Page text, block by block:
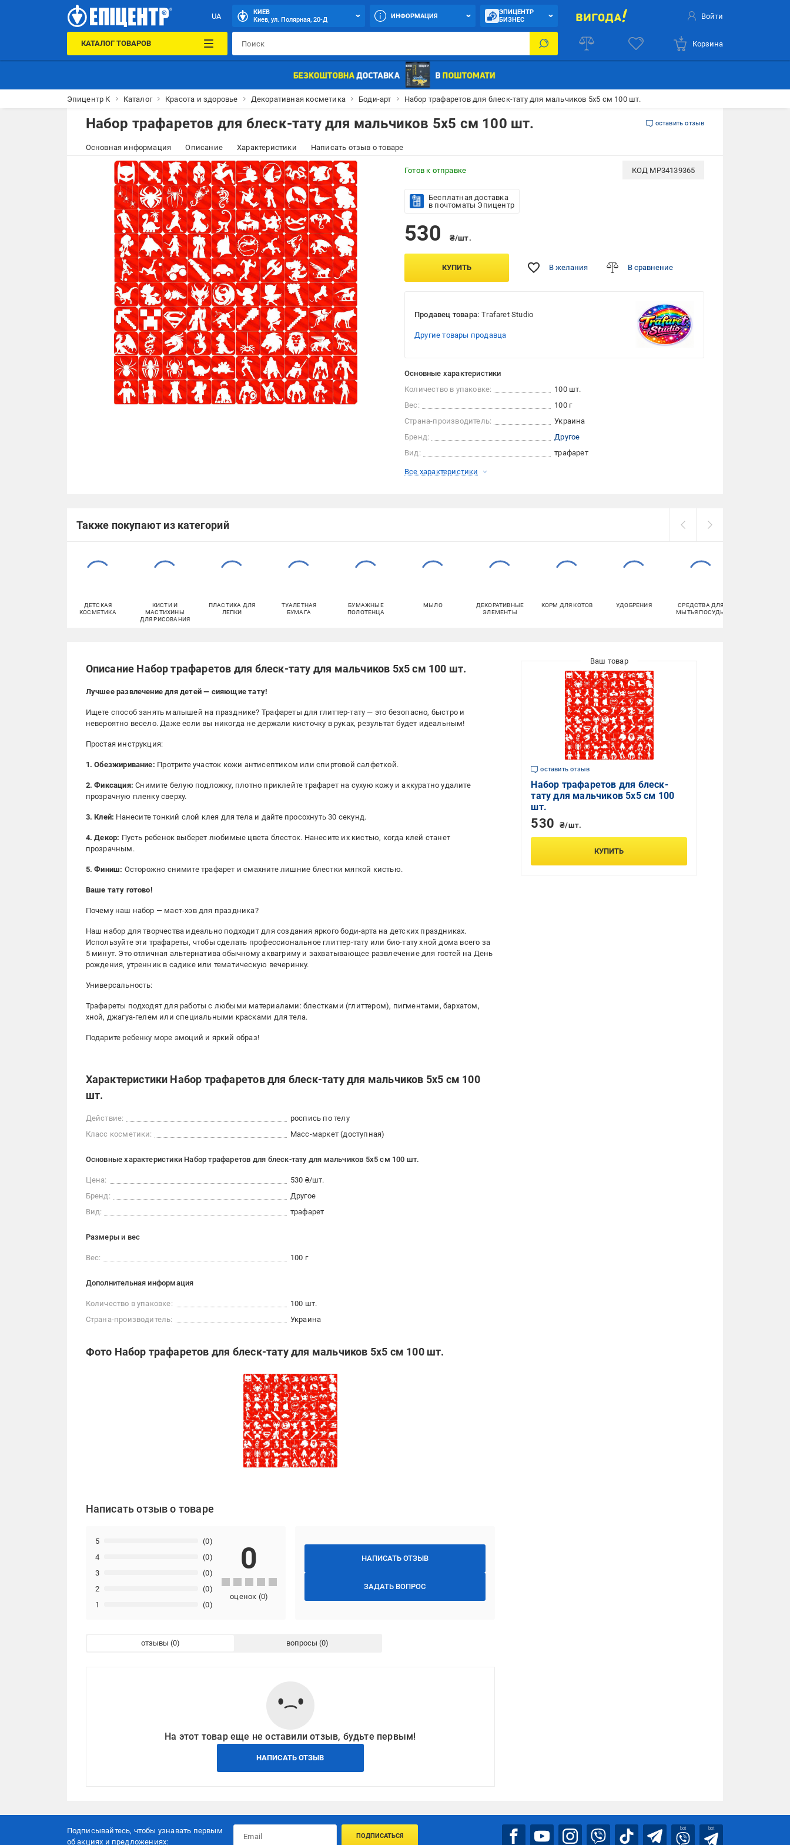
UA
КИЕВ
Киев, ул. Полярная, 20-Д
ИНФОРМАЦИЯ
ЭПИЦЕНТР
БИЗНЕС
Войти
КАТАЛОГ ТОВАРОВ Корзина
Эпицентр К Каталог Красота и здоровье Декоративная косметика Боди-арт Набор трафаретов для блеск-тату для мальчиков 5х5 см 100 шт.
Набор трафаретов для блеск-тату для мальчиков 5х5 см 100 шт. оставить отзыв
Основная информация Описание Характеристики Написать отзыв о товаре
Готов к отправке КОД MP34139365
Бесплатная доставка
в почтоматы Эпицентр
530 ₴/шт.
КУПИТЬ В желания В сравнение
Продавец товара: Trafaret Studio
Другие товары продавца
Основные характеристики
Количество в упаковке:
100 шт.
Вес:
100 г
Страна-производитель:
Украина
Бренд:
Другое
Вид:
трафарет
Все характеристики
Также покупают из категорий
ДЕТСКАЯ
КОСМЕТИКА
КИСТИ И
МАСТИХИНЫ
ДЛЯ РИСОВАНИЯ
ПЛАСТИКА ДЛЯ
ЛЕПКИ
ТУАЛЕТНАЯ
БУМАГА
БУМАЖНЫЕ
ПОЛОТЕНЦА
МЫЛО
ДЕКОРАТИВНЫЕ
ЭЛЕМЕНТЫ
КОРМ ДЛЯ КОТОВ УДОБРЕНИЯ
СРЕДСТВА ДЛЯ
МЫТЬЯ ПОСУДЫ
Описание Набор трафаретов для блеск-тату для мальчиков 5х5 см 100 шт.
Лучшее развлечение для детей — сияющие тату!
Ищете способ занять малышей на празднике? Трафареты для глиттер-тату — это безопасно, быстро и
невероятно весело. Даже если вы никогда не держали кисточку в руках, результат будет идеальным!
Простая инструкция:
1. Обезжиривание: Протрите участок кожи антисептиком или спиртовой салфеткой.
2. Фиксация:Снимите белую подложку, плотно приклейте трафарет на сухую кожу и аккуратно удалите
прозрачную пленку сверху.
3. Клей: Нанесите тонкий слой клея для тела и дайте просохнуть 30 секунд.
4. Декор: Пусть ребенок выберет любимые цвета блесток. Нанесите их кистью, когда клей станет
прозрачным.
5. Финиш: Осторожно снимите трафарет и смахните лишние блестки мягкой кистью.
Ваше тату готово!
Почему наш набор — маст-хэв для праздника?
Наш набор для творчества идеально подходит для создания яркого боди-арта на детских праздниках.
Используйте эти трафареты, чтобы сделать профессиональное глиттер-тату или био-тату хной дома всего за
5 минут. Это отличная альтернатива обычному аквагриму и захватывающее развлечение для гостей на День
рождения, утренник в садике или тематическую вечеринку.
Универсальность:
Трафареты подходят для работы с любыми материалами: блестками (глиттером), пигментами, бархатом,
хной, джагуа-гелем или специальными красками для тела.
Подарите ребенку море эмоций и яркий образ!
Характеристики Набор трафаретов для блеск-тату для мальчиков 5х5 см 100
шт.
Действие:
роспись по телу
Класс косметики:
Масс-маркет (доступная)
Основные характеристики Набор трафаретов для блеск-тату для мальчиков 5х5 см 100 шт.
Цена:
530 ₴/шт.
Бренд:
Другое
Вид:
трафарет
Размеры и вес
Вес: 100 г
Дополнительная информация
Количество в упаковке:
100 шт.
Страна-производитель:
Украина
Фото Набор трафаретов для блеск-тату для мальчиков 5х5 см 100 шт.
Написать отзыв о товаре
НАПИСАТЬ ОТЗЫВ
ЗАДАТЬ ВОПРОС
1 (0)
2 (0)
3 (0)
4 (0)
5 (0)
0
оценок (0)
отзывы вопросы
На этот товар еще не оставили отзыв, будьте первым!
НАПИСАТЬ ОТЗЫВ
оставить отзыв
Набор трафаретов для блеск-
тату для мальчиков 5х5 см 100
шт.
530 ₴/шт.
КУПИТЬ
Подписывайтесь, чтобы узнавать первым
об акцияx и предложениях:
ПОДПИСАТЬСЯ
bot bot